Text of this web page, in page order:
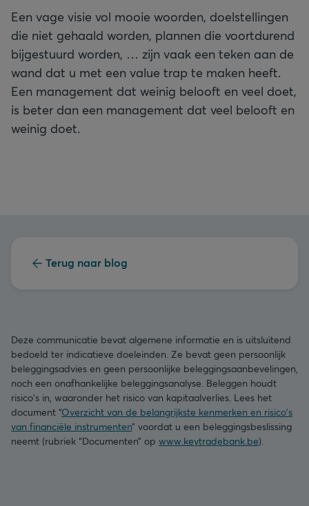
Een vage visie vol mooie woorden, doelstellingen
die niet gehaald worden, plannen die voortdurend
bijgestuurd worden, … zijn vaak een teken aan de
wand dat u met een value trap te maken heeft.
Een management dat weinig belooft en veel doet,
is beter dan een management dat veel belooft en
weinig doet.
Terug naar blog
Deze communicatie bevat algemene informatie en is uitsluitend
bedoeld ter indicatieve doeleinden. Ze bevat geen persoonlijk
beleggingsadvies en geen persoonlijke beleggingsaanbevelingen,
noch een onafhankelijke beleggingsanalyse. Beleggen houdt
risico's in, waaronder het risico van kapitaalverlies. Lees het
document “Overzicht van de belangrijkste kenmerken en risico's
van financiële instrumenten” voordat u een beleggingsbeslissing
neemt (rubriek “Documenten” op www.keytradebank.be).